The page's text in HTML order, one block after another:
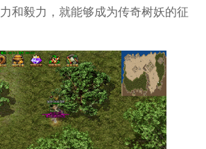
和毅力，就能够成为传奇树妖的征